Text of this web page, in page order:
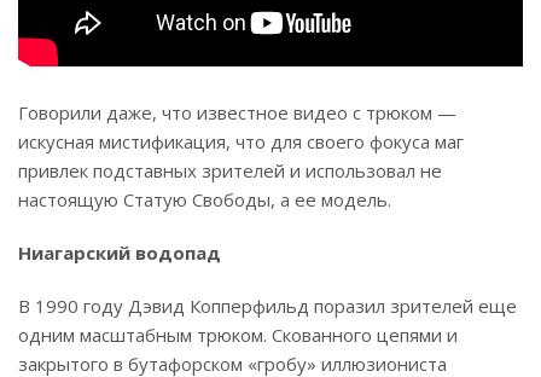
Говорили даже, что известное видео с трюком —
искусная мистификация, что для своего фокуса маг
привлек подставных зрителей и использовал не
настоящую Статую Свободы, а ее модель.
Ниагарский водопад
В 1990 году Дэвид Копперфильд поразил зрителей еще
одним масштабным трюком. Скованного цепями и
закрытого в бутафорском «гробу» иллюзиониста